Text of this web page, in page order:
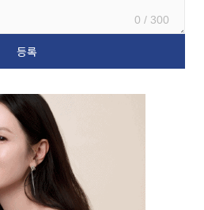
0 / 300